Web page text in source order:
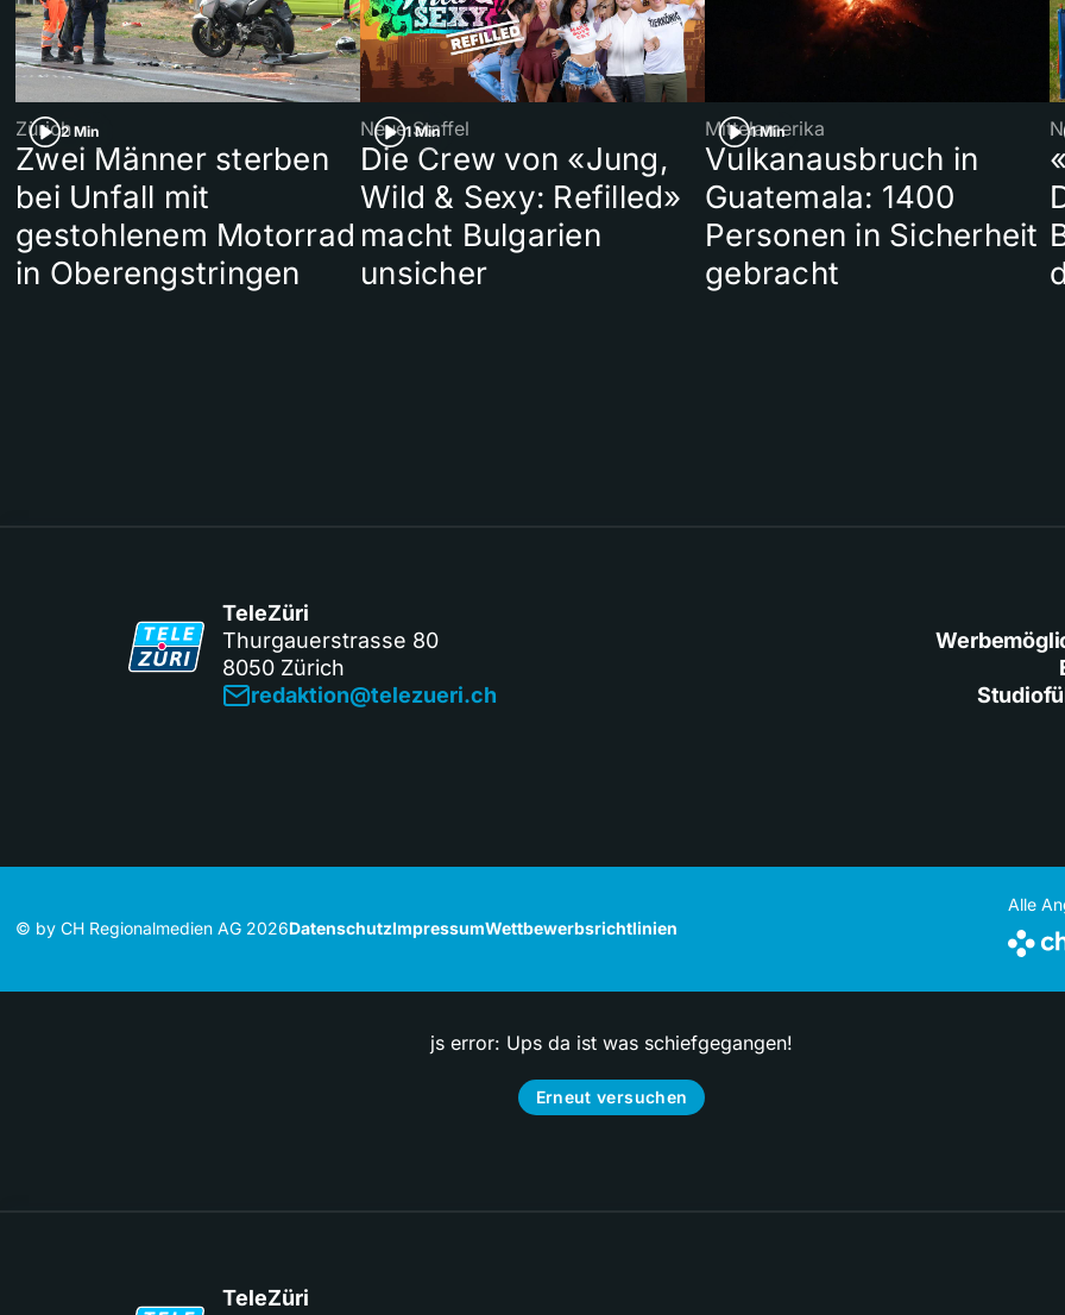
2 Min
Zürich
Zwei Männer sterben
bei Unfall mit
gestohlenem Motorrad
in Oberengstringen
1 Min
Neue Staffel
Die Crew von «Jung,
Wild & Sexy: Refilled»
macht Bulgarien
unsicher
1 Min
Mittelamerika
Vulkanausbruch in
Guatemala: 1400
Personen in Sicherheit
gebracht
TeleZüri
Thurgauerstrasse 80
8050 Zürich
redaktion@telezueri.ch
© by CH Regionalmedien AG 2026DatenschutzImpressumWettbewerbsrichtlinien
Alle
js error: Ups da ist was schiefgegangen!
Erneut versuchen
TeleZüri